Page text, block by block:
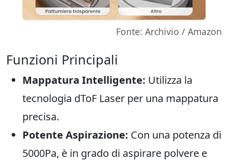
Fonte: Archivio / Amazon
Funzioni Principali
Mappatura Intelligente: Utilizza la
tecnologia dToF Laser per una mappatura
precisa.
Potente Aspirazione: Con una potenza di
5000Pa, è in grado di aspirare polvere e